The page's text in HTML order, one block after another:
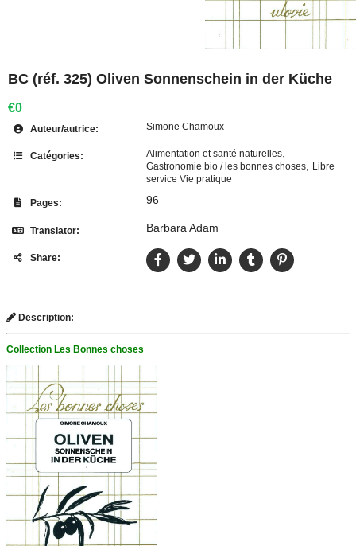
BC (réf. 325) Oliven Sonnenschein in der Küche
€0
Auteur/autrice: Simone Chamoux
Catégories: Alimentation et santé naturelles,
Gastronomie bio / les bonnes choses, Libre
service Vie pratique
Pages: 96
Translator: Barbara Adam
Share:
Description:
Collection Les Bonnes choses